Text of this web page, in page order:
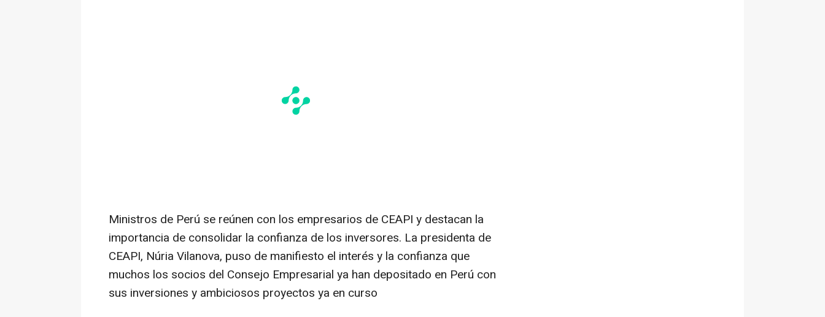
Ministros de Perú se reúnen con los empresarios de CEAPI y destacan la
importancia de consolidar la confianza de los inversores. La presidenta de
CEAPI, Núria Vilanova, puso de manifiesto el interés y la confianza que
muchos los socios del Consejo Empresarial ya han depositado en Perú con
sus inversiones y ambiciosos proyectos ya en curso